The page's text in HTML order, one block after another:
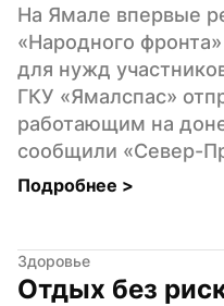
На Ямале впервые
«Народного
для нужд
ГКУ «Ямалспас»
работающим на
сообщили «Север-
Подробнее >
Здоровье
Отдых без